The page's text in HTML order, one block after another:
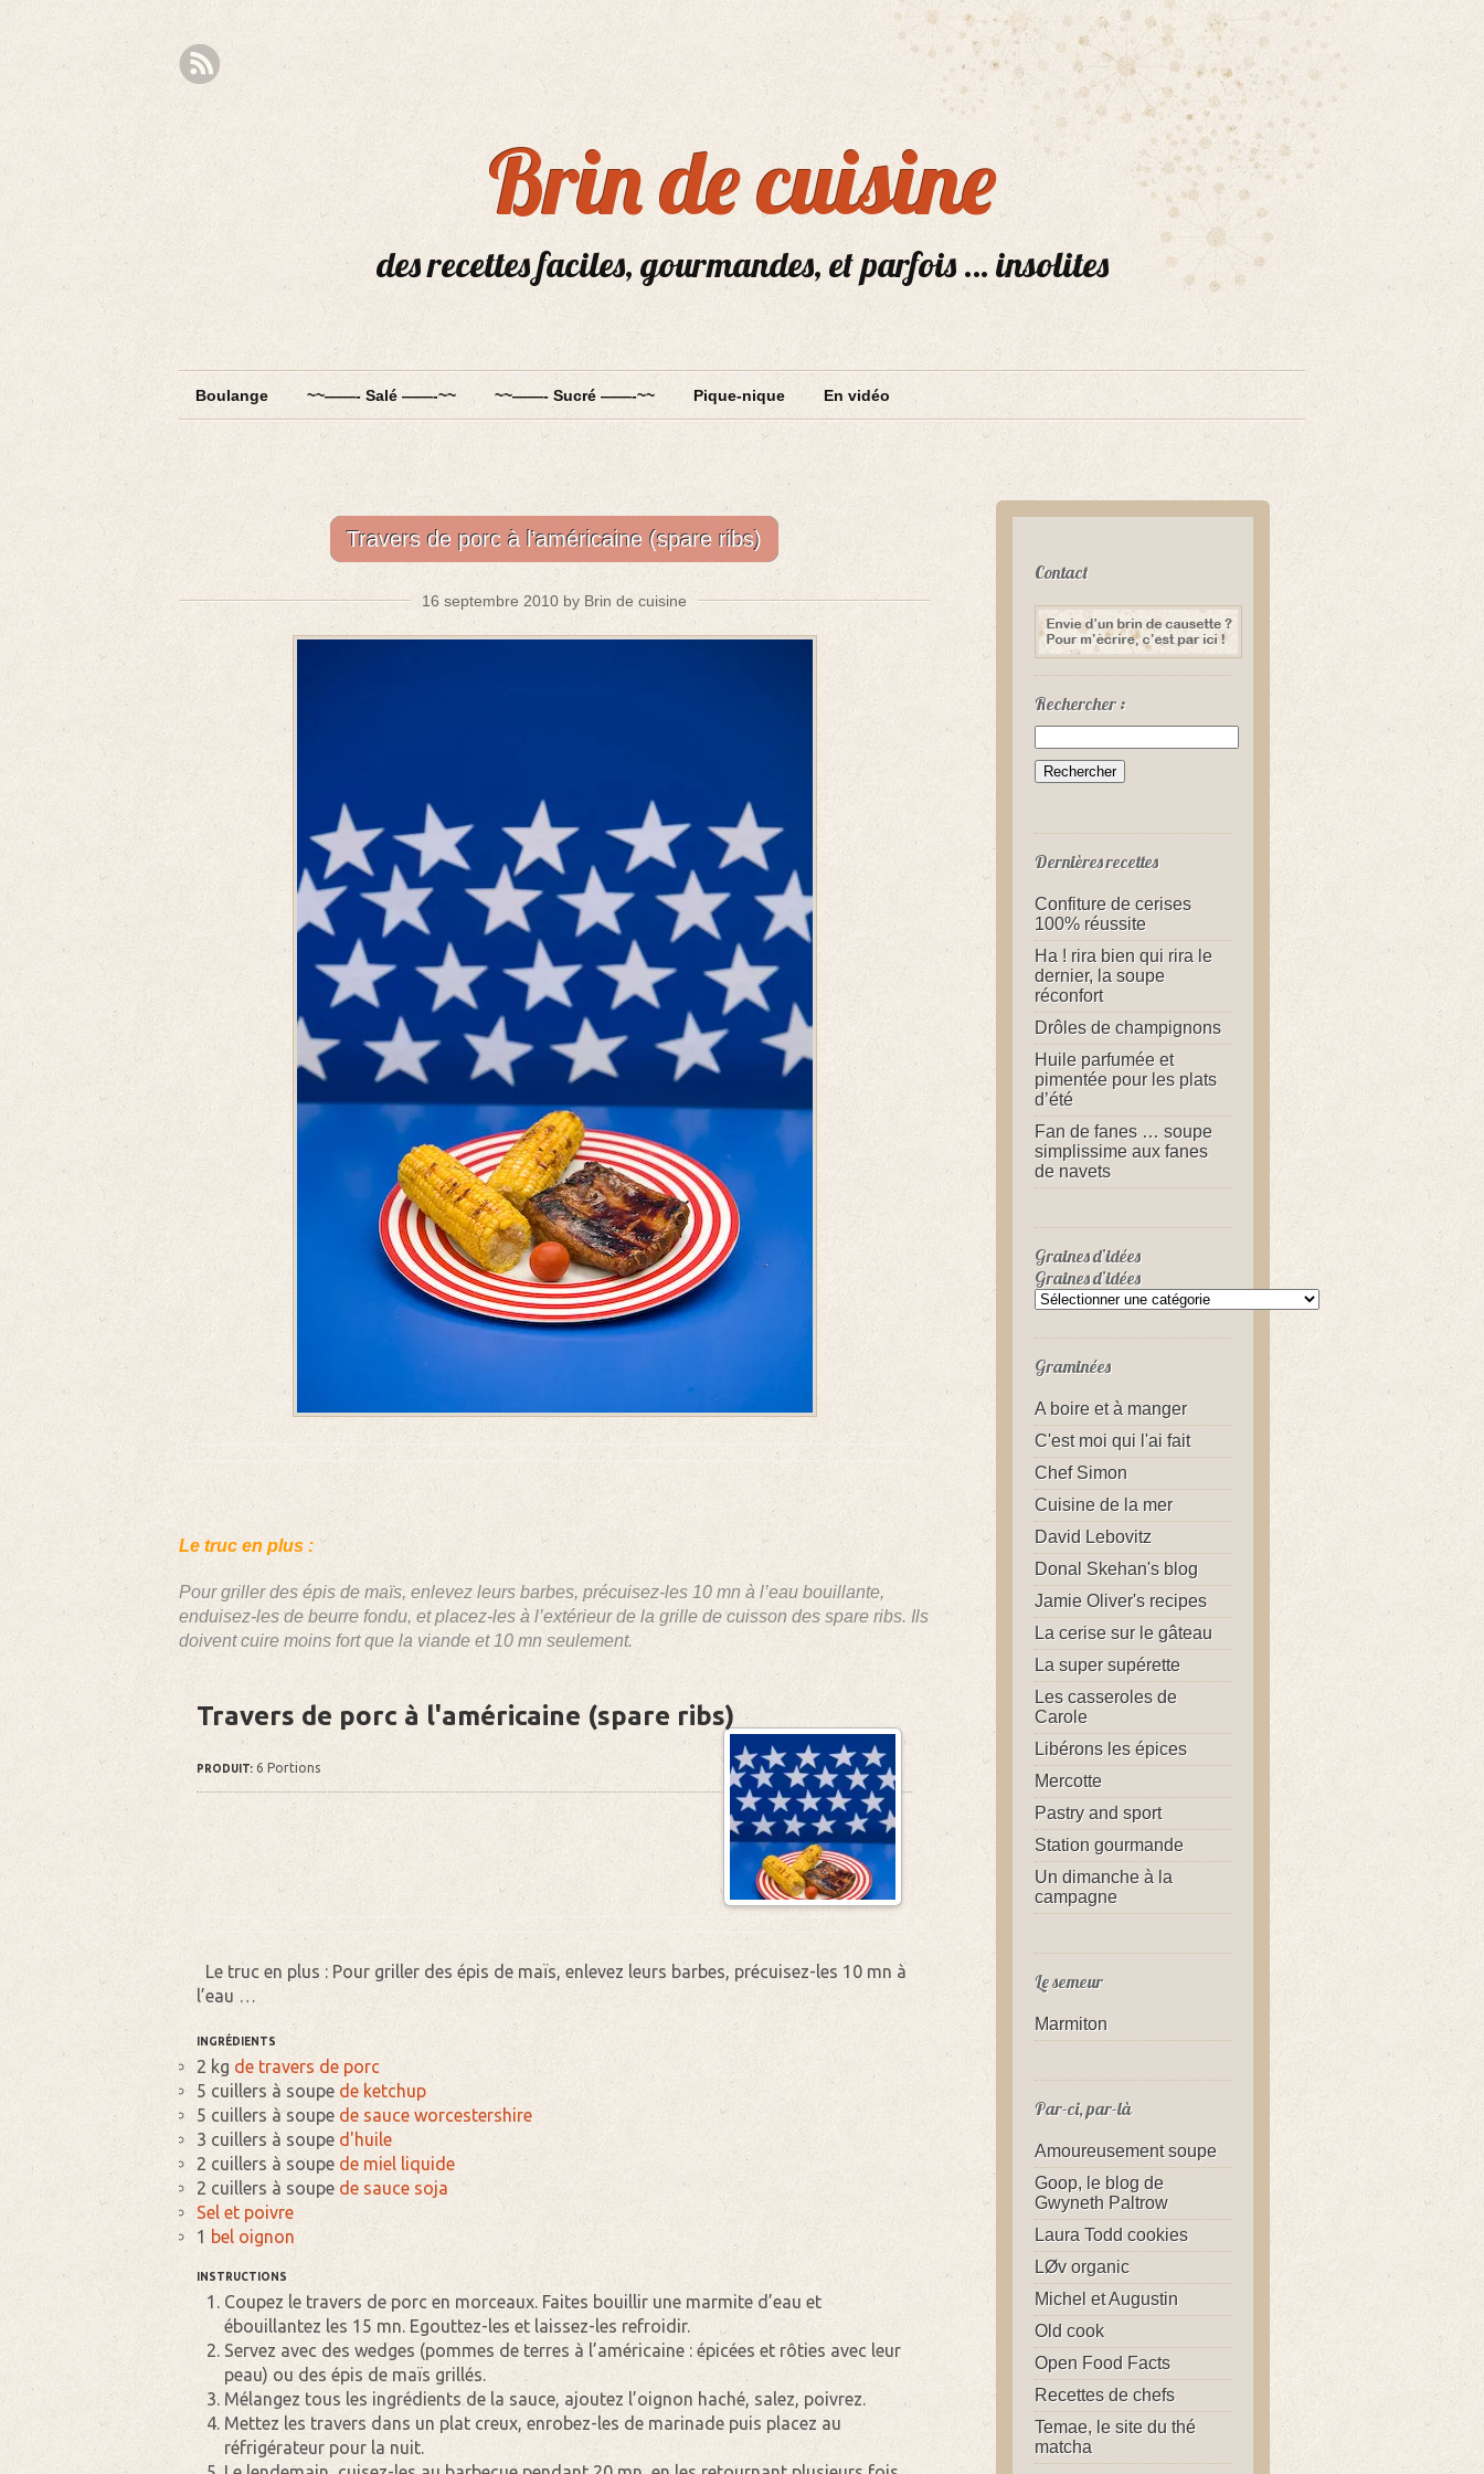
Brin de cuisine
des recettes faciles, gourmandes, et parfois … insolites
Boulange ~~——- Salé ——-~~ ~~——- Sucré ——-~~ Pique-nique En vidéo
Travers de porc à l’américaine (spare ribs)
16 septembre 2010 by Brin de cuisine
Le truc en plus :
Pour griller des épis de maïs, enlevez leurs barbes, précuisez-les 10 mn à l’eau bouillante,
enduisez-les de beurre fondu, et placez-les à l’extérieur de la grille de cuisson des spare ribs. Ils
doivent cuire moins fort que la viande et 10 mn seulement.
Travers de porc à l'américaine (spare ribs)
PRODUIT: 6 Portions
Le truc en plus : Pour griller des épis de maïs, enlevez leurs barbes, précuisez-les 10 mn à
l’eau …
INGRÉDIENTS
2 kg de travers de porc
5 cuillers à soupe de ketchup
5 cuillers à soupe de sauce worcestershire
3 cuillers à soupe d'huile
2 cuillers à soupe de miel liquide
2 cuillers à soupe de sauce soja
Sel et poivre
1 bel oignon
INSTRUCTIONS
Coupez le travers de porc en morceaux. Faites bouillir une marmite d’eau et
ébouillantez les 15 mn. Egouttez-les et laissez-les refroidir.
Servez avec des wedges (pommes de terres à l’américaine : épicées et rôties avec leur
peau) ou des épis de maïs grillés.
Mélangez tous les ingrédients de la sauce, ajoutez l’oignon haché, salez, poivrez.
Mettez les travers dans un plat creux, enrobez-les de marinade puis placez au
réfrigérateur pour la nuit.
Contact
Rechercher :
Dernières recettes
Confiture de cerises
100% réussite
Ha ! rira bien qui rira le
dernier, la soupe
réconfort
Drôles de champignons
Huile parfumée et
pimentée pour les plats
d’été
Fan de fanes … soupe
simplissime aux fanes
de navets
Graines d’idées
Graines d’idées
Graminées
A boire et à manger
C'est moi qui l'ai fait
Chef Simon
Cuisine de la mer
David Lebovitz
Donal Skehan's blog
Jamie Oliver's recipes
La cerise sur le gâteau
La super supérette
Les casseroles de
Carole
Libérons les épices
Mercotte
Pastry and sport
Station gourmande
Un dimanche à la
campagne
Le semeur
Marmiton
Par-ci, par-là
Amoureusement soupe
Goop, le blog de
Gwyneth Paltrow
Laura Todd cookies
LØv organic
Michel et Augustin
Old cook
Open Food Facts
Recettes de chefs
Temae, le site du thé
matcha